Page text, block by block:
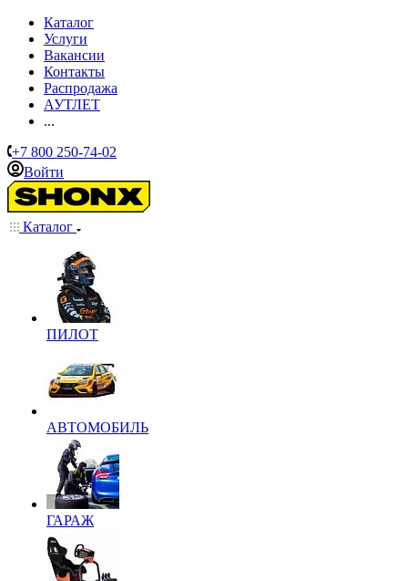
Каталог
Услуги
Вакансии
Контакты
Распродажа
АУТЛЕТ
...
+7 800 250-74-02
Войти
Каталог
ПИЛОТ
АВТОМОБИЛЬ
ГАРАЖ